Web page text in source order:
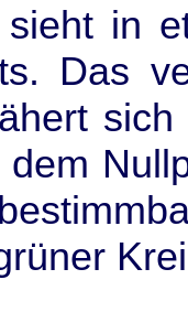
sieht in
Das